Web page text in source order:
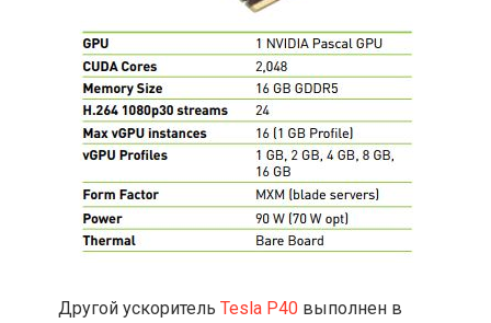
Другой ускорительTesla P40 выполнен в